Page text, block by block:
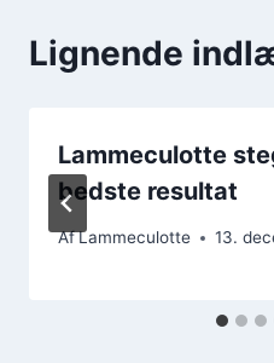
Lignende
Lammeculotte
bedste resultat
AfLammeculotte 13.